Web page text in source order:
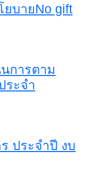
บายNo gift
การตาม
ระจำ
ประจำปี งบ